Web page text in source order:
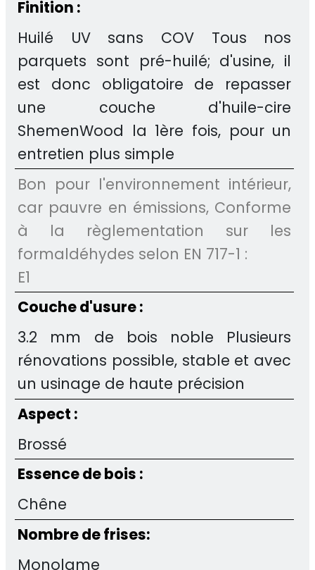
Finition :
Huilé UV sans COV Tous nos
parquets sont pré-huilé; d'usine, il
est donc obligatoire de repasser
une couche d'huile-cire
ShemenWood la 1ère fois, pour un
entretien plus simple
Bon pour l'environnement intérieur,
car pauvre en émissions, Conforme
à la règlementation sur les
formaldéhydes selon EN 717-1 :
E1
Couche d'usure :
3.2 mm de bois noble Plusieurs
rénovations possible, stable et avec
un usinage de haute précision
Aspect :
Brossé
Essence de bois :
Chêne
Nombre de frises:
Monolame